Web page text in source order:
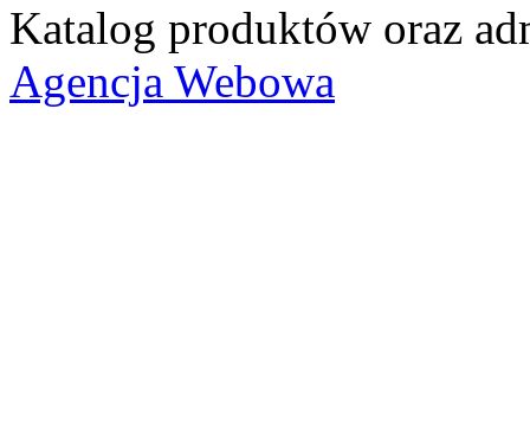
Katalog produktów oraz
Agencja Webowa